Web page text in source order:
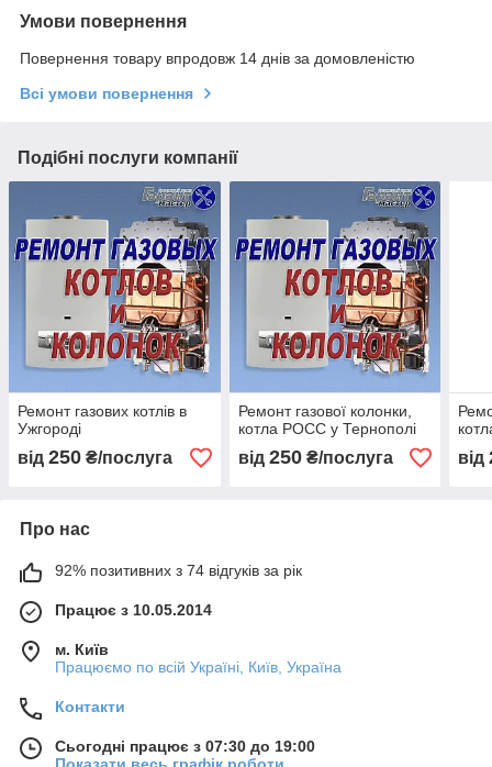
Умови повернення
Повернення товару впродовж 14 днів за домовленістю
Всі умови повернення
Подібні послуги компанії
Ремонт газових котлів в
Ужгороді
від 250 ₴/послуга
Ремонт газової колонки,
котла РОСС у Тернополі
від 250₴/послуга від
Про нас
92% позитивних з 74 відгуків за рік
Працює з 10.05.2014
м. Київ
Працюємо по всій Україні, Київ, Україна
Контакти
Сьогодні працює з 07:30 до 19:00